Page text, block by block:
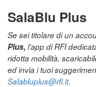
SalaBlu Plus
Se sei titolare di un
Plus, l’app di RFI
ridotta mobilità,
ed invia i tuoi
Salabluplus@rfi.it.